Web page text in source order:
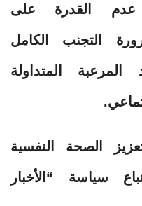
القدرة على
التجنب الكامل
المتداولة
الصحة النفسية
سياسة “الأخبار